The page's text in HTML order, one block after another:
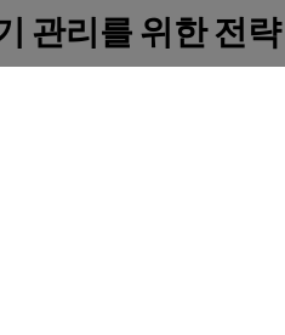
관리를 위한 전략